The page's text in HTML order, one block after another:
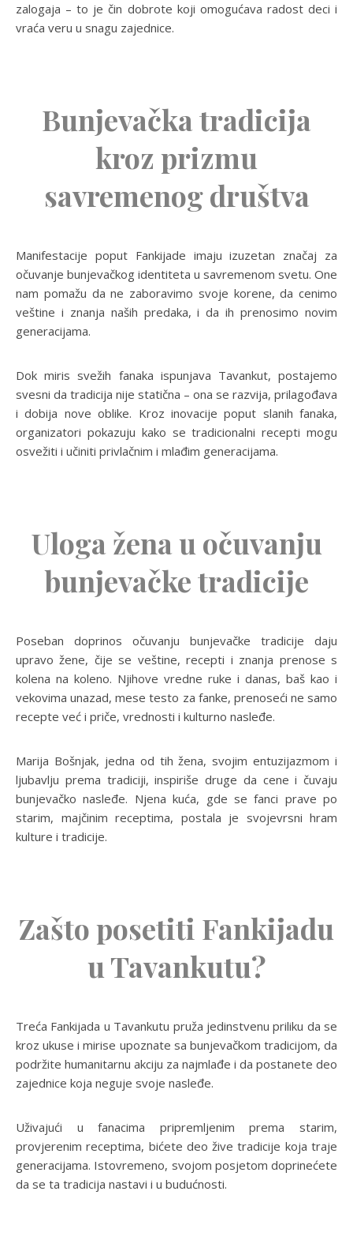
zalogaja – to je čin dobrote koji omogućava radost deci i
vraća veru u snagu zajednice.
Bunjevačka tradicija
kroz prizmu
savremenog društva
Manifestacije poput Fankijade imaju izuzetan značaj za
očuvanje bunjevačkog identiteta u savremenom svetu. One
nam pomažu da ne zaboravimo svoje korene, da cenimo
veštine i znanja naših predaka, i da ih prenosimo novim
generacijama.
Dok miris svežih fanaka ispunjava Tavankut, postajemo
svesni da tradicija nije statična – ona se razvija, prilagođava
i dobija nove oblike. Kroz inovacije poput slanih fanaka,
organizatori pokazuju kako se tradicionalni recepti mogu
osvežiti i učiniti privlačnim i mlađim generacijama.
Uloga žena u očuvanju
bunjevačke tradicije
Poseban doprinos očuvanju bunjevačke tradicije daju
upravo žene, čije se veštine, recepti i znanja prenose s
kolena na koleno. Njihove vredne ruke i danas, baš kao i
vekovima unazad, mese testo za fanke, prenoseći ne samo
recepte već i priče, vrednosti i kulturno nasleđe.
Marija Bošnjak, jedna od tih žena, svojim entuzijazmom i
ljubavlju prema tradiciji, inspiriše druge da cene i čuvaju
bunjevačko nasleđe. Njena kuća, gde se fanci prave po
starim, majčinim receptima, postala je svojevrsni hram
kulture i tradicije.
Zašto posetiti Fankijadu
u Tavankutu?
Treća Fankijada u Tavankutu pruža jedinstvenu priliku da se
kroz ukuse i mirise upoznate sa bunjevačkom tradicijom, da
podržite humanitarnu akciju za najmlađe i da postanete deo
zajednice koja neguje svoje nasleđe.
Uživajući u fanacima pripremljenim prema starim,
provjerenim receptima, bićete deo žive tradicije koja traje
generacijama. Istovremeno, svojom posjetom doprinećete
da se ta tradicija nastavi i u budućnosti.